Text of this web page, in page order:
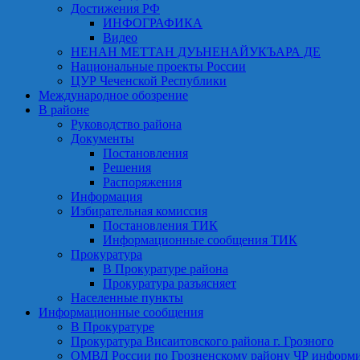
Достижения РФ
ИНФОГРАФИКА
Видео
НЕНАН МЕТТАН ДУЬНЕНАЙУКЪАРА ДЕ
Национальные проекты России
ЦУР Чеченской Республики
Международное обозрение
В районе
Руководство района
Документы
Постановления
Решения
Распоряжения
Информация
Избирательная комиссия
Постановления ТИК
Информационные сообщения ТИК
Прокуратура
В Прокуратуре района
Прокуратура разъясняет
Населенные пункты
Информационные сообщения
В Прокуратуре
Прокуратура Висаитовского района г. Грозного
ОМВД России по Грозненскому району ЧР